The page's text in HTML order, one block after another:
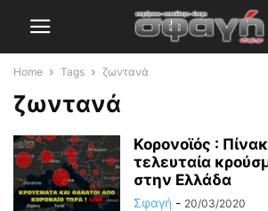
Home Tags ζωντανά
ζωντανά
Κορονοϊός :
τελευταία
στην Ελλάδα
Σφαγή - 20/03/2020